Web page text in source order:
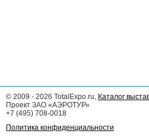
© 2009 - 2026 TotalExpo.ru, Каталог
Проект ЗАО «АЭРОТУР»
+7 (495) 708-0018
Политика конфиденциальности